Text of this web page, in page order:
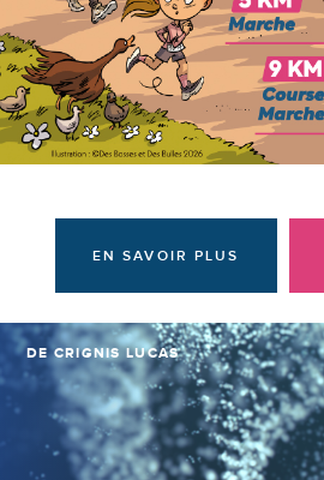
Actualités
Prendre rendez-vous
EN SAVOIR PLUS
DE CRIGNIS LUCAS